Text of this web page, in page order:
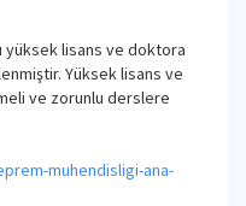
yüksek lisans ve doktora
Yüksek lisans ve
ve zorunlu derslere
muhendisligi-ana-